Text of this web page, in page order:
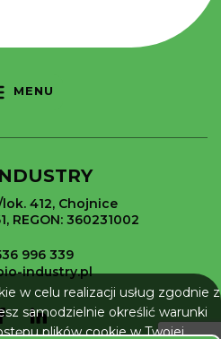
MENU
412, Chojnice
REGON: 360231002
996 339
industry.pl
w celu realizacji usług zgodnie z
samodzielnie określić warunki
plików cookie w Twojej